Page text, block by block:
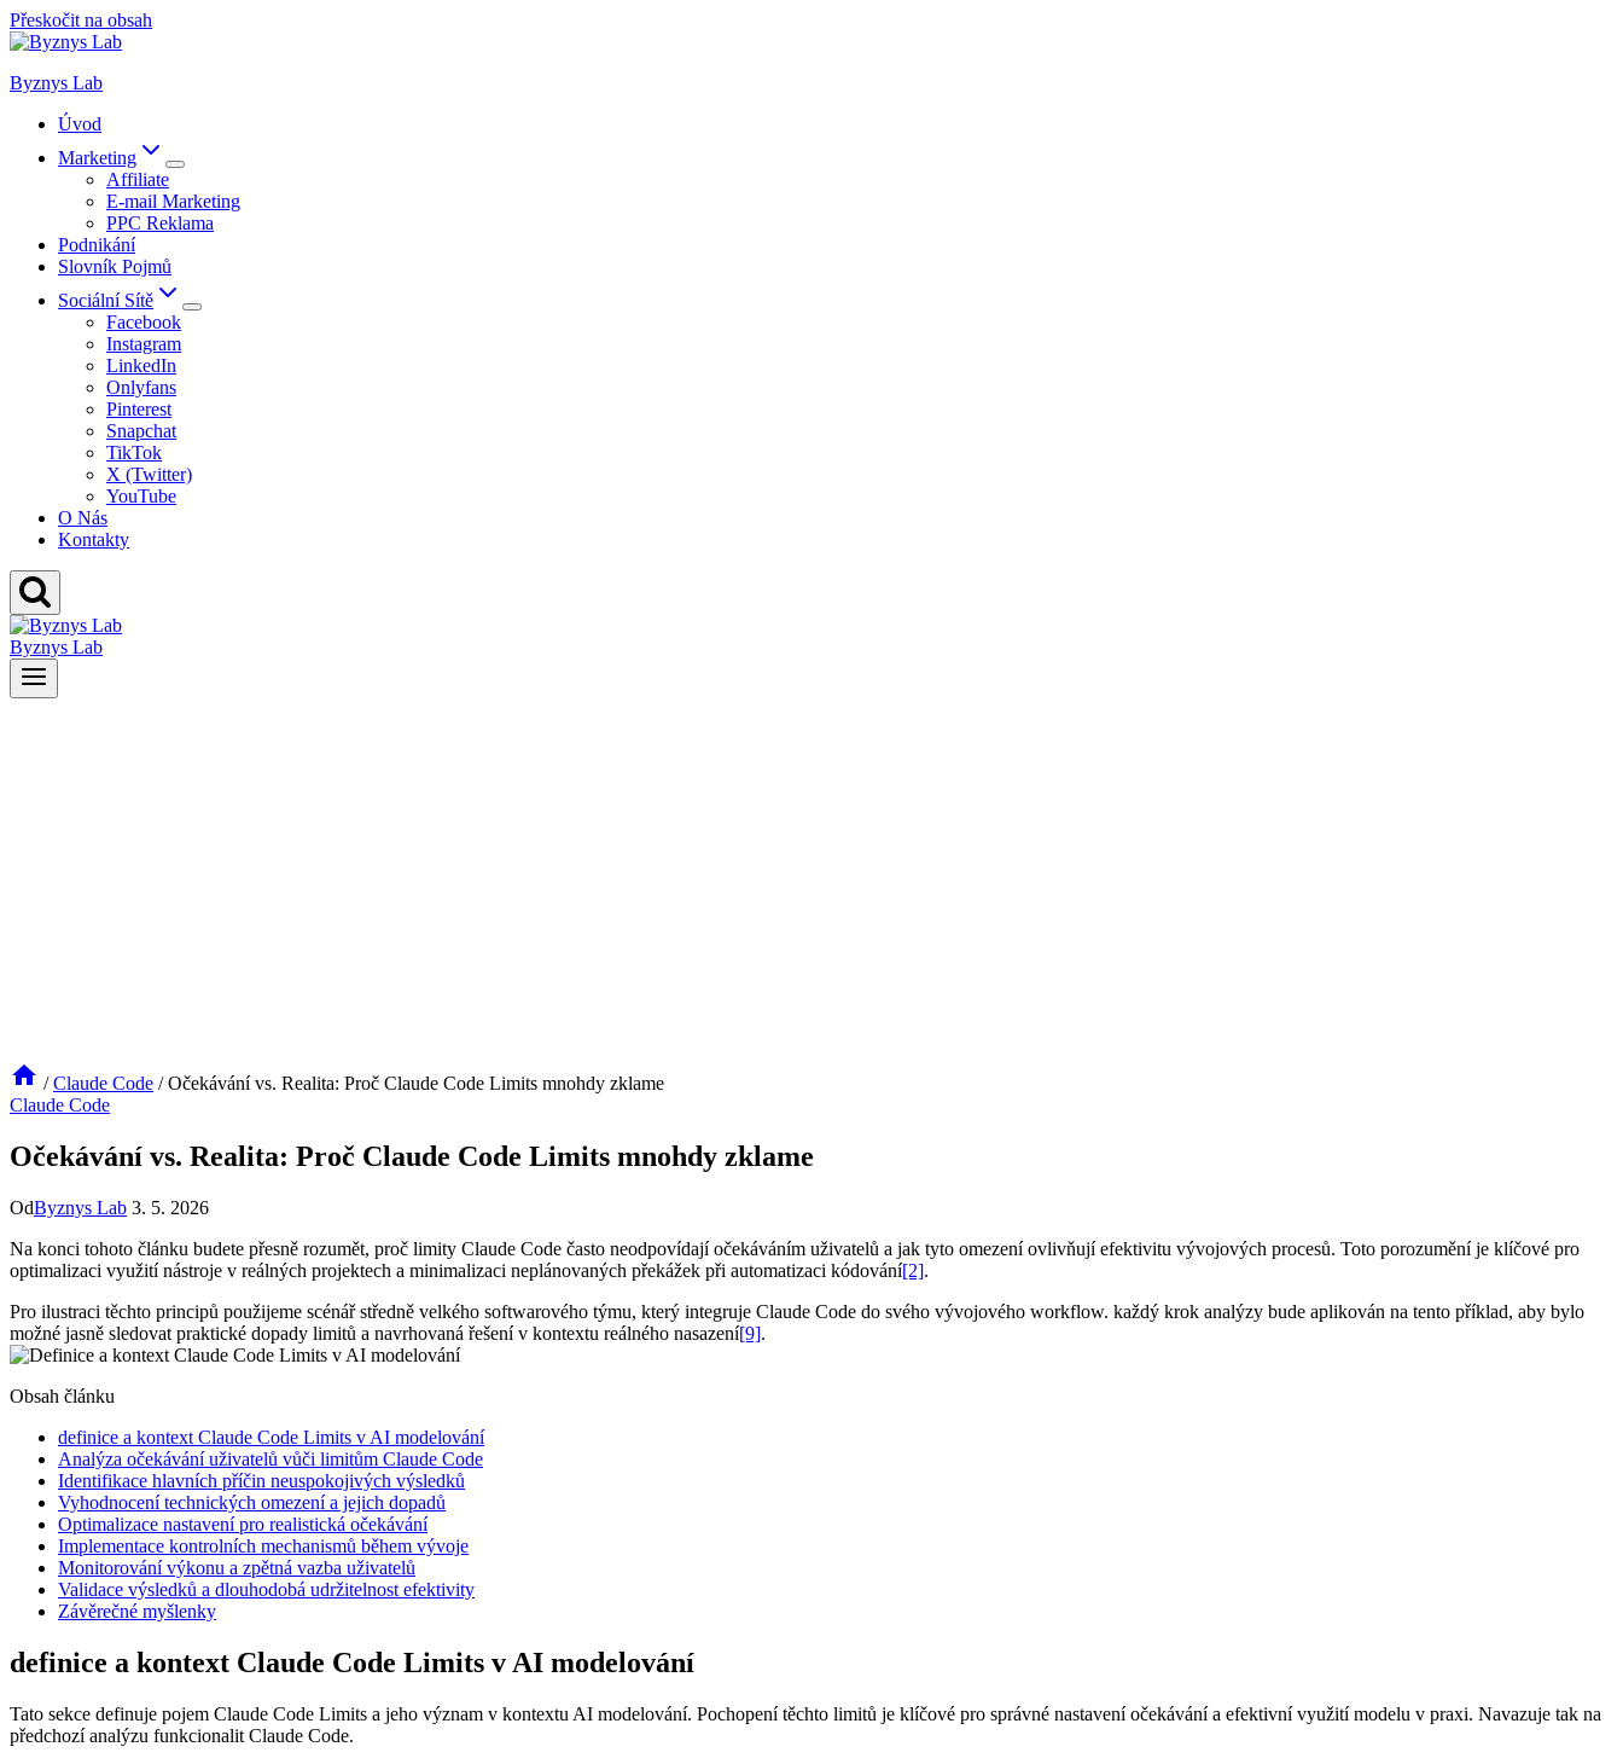
Přeskočit na obsah
Byznys Lab
Úvod
Marketing
Affiliate
E-mail Marketing
PPC Reklama
Podnikání
Slovník Pojmů
Sociální Sítě
Facebook
Instagram
LinkedIn
Onlyfans
Pinterest
Snapchat
TikTok
X (Twitter)
YouTube
O Nás
Kontakty
Byznys Lab
/ Claude Code / Očekávání vs. Realita: Proč Claude Code Limits mnohdy zklame
Claude Code
Očekávání vs. Realita: Proč Claude Code Limits mnohdy zklame
OdByznys Lab 3. 5. 2026
Na konci tohoto článku budete přesně rozumět, proč limity⁤ Claude Code často neodpovídají očekáváním uživatelů a jak tyto omezení ovlivňují efektivitu vývojových procesů. Toto porozumění je klíčové pro
optimalizaci využití nástroje v reálných projektech a minimalizaci neplánovaných překážek při automatizaci kódování[2].
Pro ilustraci těchto principů použijeme scénář středně ⁢velkého softwarového týmu, který integruje Claude Code do svého vývojového workflow. každý krok analýzy bude aplikován na tento příklad,⁢ aby bylo
možné jasně sledovat praktické dopady limitů a navrhovaná řešení v kontextu reálného nasazení[9].
Obsah článku
definice a kontext Claude Code Limits v AI modelování
Analýza očekávání uživatelů vůči limitům Claude⁣ Code
Identifikace hlavních příčin neuspokojivých výsledků
Vyhodnocení technických omezení a jejich dopadů
Optimalizace nastavení pro realistická očekávání
Implementace kontrolních mechanismů během vývoje
Monitorování výkonu a zpětná vazba uživatelů
Validace výsledků a dlouhodobá udržitelnost efektivity
Závěrečné myšlenky
definice a kontext Claude Code Limits v AI modelování
Tato sekce definuje pojem Claude Code Limits a jeho význam v kontextu AI modelování. Pochopení těchto limitů je klíčové⁤ pro správné nastavení očekávání a efektivní využití modelu v praxi. Navazuje ⁣tak na
předchozí analýzu funkcionalit⁤ Claude Code.